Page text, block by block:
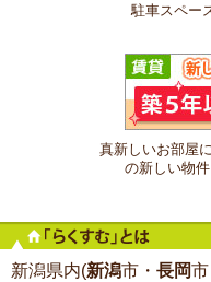
駐車スペー
真新しいお部屋
の新しい物
新潟県内(新潟市・ 長岡